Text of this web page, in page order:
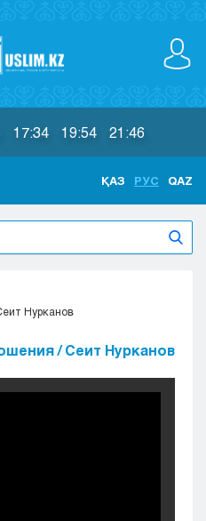
17:34 19:54 21:46
ҚАЗ РУС QAZ
Нурканов
/ Сеит Нурканов